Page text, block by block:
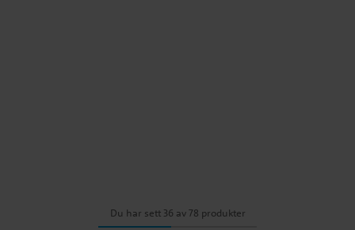
Du har sett 36 av 78 produkter